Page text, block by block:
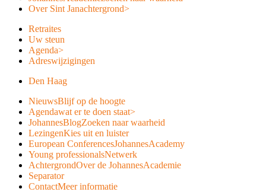
Over Sint Janachtergrond>
Retraites
Uw steun
Agenda>
Adreswijzigingen
Den Haag
NieuwsBlijf op de hoogte
Agendawat er te doen staat>
JohannesBlogZoeken naar waarheid
LezingenKies uit en luister
European ConferencesJohannesAcademy
Young professionalsNetwerk
AchtergrondOver de JohannesAcademie
Separator
ContactMeer informatie